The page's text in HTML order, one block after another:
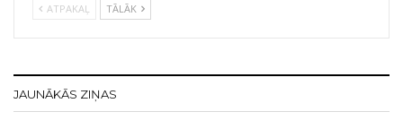
ATPAKAĻ TĀLĀK
JAUNĀKĀS ZIŅAS